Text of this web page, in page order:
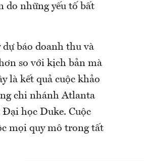
do những yếu tố bất
báo doanh thu và
so với kịch bản mà
là kết quả cuộc khảo
chi nhánh Atlanta
học Duke. Cuộc
mọi quy mô trong tất